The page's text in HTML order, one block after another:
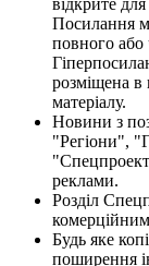
Посилання
повного або
розміщена в
матеріалу.
Новини з
"Регіони",
реклами.
Розділ
Будь яке
поширення